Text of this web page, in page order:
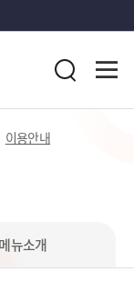
검
이용안내
메뉴소개